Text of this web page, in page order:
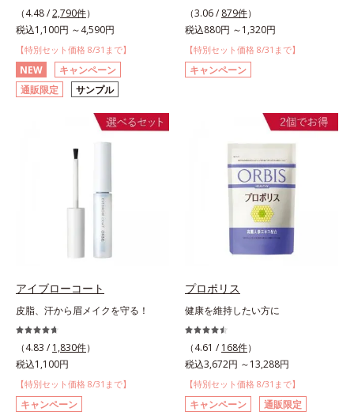
（4.48 /2,790件）
税込1,100円 ～4,590円
【特別セット価格 8/31まで】
NEW
キャンペーン
通販限定
サンプル
（3.06 / 879件）
税込880円 ～1,320円
【特別セット価格 8/31まで】
キャンペーン
アイブローコート
皮脂、汗から眉メイクを守る！
（4.83 / 1,830件）
税込1,100円
【特別セット価格 8/31まで】
キャンペーン
プロポリス
健康を維持したい方に
（4.61 / 168件）
税込3,672円 ～13,288円
【特別セット価格 8/31まで】
キャンペーン 通販限定